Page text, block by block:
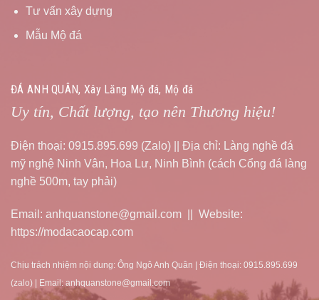
Tư vấn xây dựng
Mẫu Mộ đá
ĐÁ ANH QUÂN, Xây Lăng Mộ đá, Mộ đá
Uy tín, Chất lượng, tạo nên Thương hiệu!
Điện thoại: 0915.895.699 (Zalo) || Địa chỉ: Làng nghề đá
mỹ nghệ Ninh Vân, Hoa Lư, Ninh Bình (cách Cổng đá làng
nghề 500m, tay phải)
Email: anhquanstone@gmail.com || Website:
https://modacaocap.com
Chịu trách nhiệm nội dung: Ông Ngô Anh Quân | Điện thoại: 0915.895.699
(zalo) | Email: anhquanstone@gmail.com